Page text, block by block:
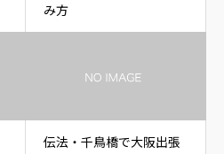
み方
伝法・千鳥橋で大阪出張